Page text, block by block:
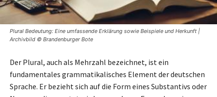
Plural Bedeutung: Eine umfassende Erklärung sowie Beispiele und Herkunft |
Archivbild © Brandenburger Bote
Der Plural, auch als Mehrzahl bezeichnet, ist ein
fundamentales grammatikalisches Element der deutschen
Sprache. Er bezieht sich auf die Form eines Substantivs oder